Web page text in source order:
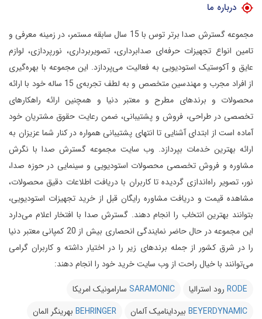
درباره ما
مجموعه گسترش صدا برتر توس با 15 سال سابقه مستمر، در زمینه معرفی و
تامین انواع تجهیزات حرفه‌ای صدابرداری، تصویربرداری، نورپردازی، لوازم
عایق و آکوستیک استودیویی به فعالیت می‌پردازد. این مجموعه با بهره‌گیری
از افراد مجرب و مهندسین متخصص و به لطف تجربه‌ی 15 ساله خود با ارائه
محصولات و برندهای مطرح و معتبر دنیا و همچنین ارائه راهکارهای
تخصصی در طراحی، فروش و پشتیبانی، ضمن رعایت حقوق مشتریان خود
آماده است از ابتدای آشنایی تا انتهای پشتیبانی همواره در کنار شما عزیزان به
ارائه بهترین خدمات بپردازد. وب سایت مجموعه گسترش صدا با نگرش
مشاوره و فروش تخصصی محصولات استودیویی و سینمایی در حوزه صدا،
نور، تصویر راه‌اندازی گردیده تا کاربران با دریافت اطلاعات دقیق محصولات،
مشاهده قیمت و دریافت مشاوره رایگان قبل از خرید تجهیزات استودیویی،
بتوانند بهترین انتخاب را انجام دهند. گسترش صدا با افتخار اعلام می‌دارد
این مجموعه در حال حاضر نمایندگی انحصاری بیش از 20 کمپانی معتبر دنیا
را در شرق کشور از جمله برندهای زیر را در اختیار داشته و کاربران گرامی
می‌توانند با خیال راحت از وب سایت خرید خود را انجام دهند:
RODE رود استرالیا SARAMONIC سارامونیک امریکا
BEYERDYNAMIC بیرداینامیک آلمان BEHRINGER بهرینگر المان